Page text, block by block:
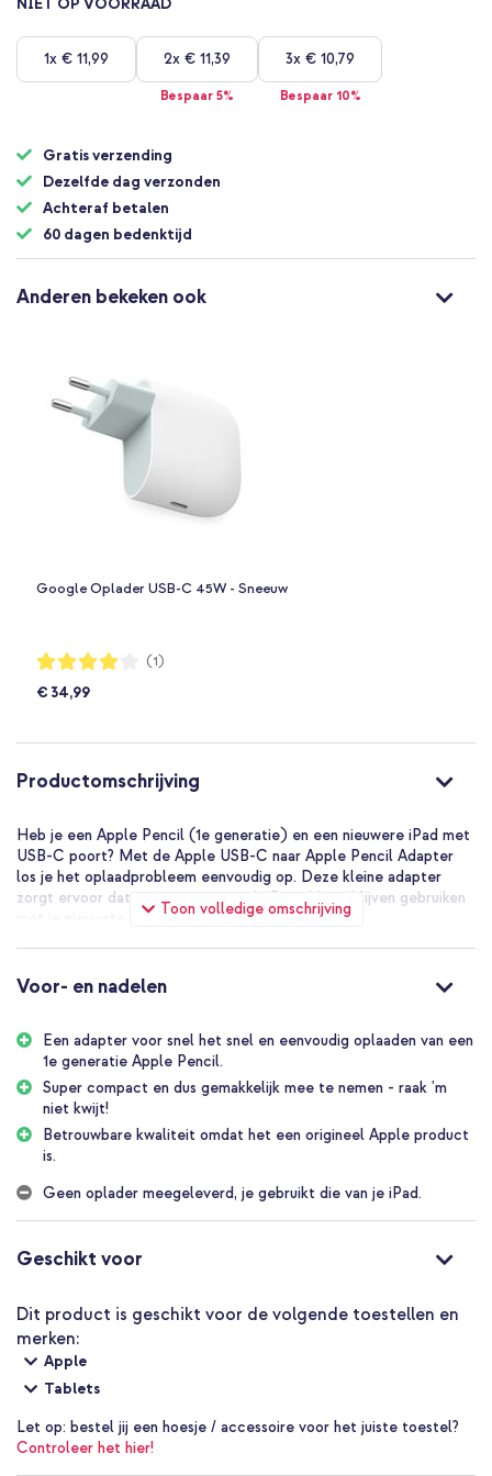
van
afbeeldingen-
1x € 11,99 2x € 11,39
Bespaar 5%
3x € 10,79
Bespaar 10%
Gratis verzending
Dezelfde dag verzonden
Achteraf betalen
60 dagen bedenktijd
Anderen bekeken ook
Google Oplader USB-C 45W - Sneeuw
Waardering:
80%
(1)
€ 34,99
Productomschrijving
Toon volledige omschrijving
Heb je een Apple Pencil (1e generatie) en een nieuwere iPad met
USB-C poort? Met de Apple USB-C naar Apple Pencil Adapter
los je het oplaadprobleem eenvoudig op. Deze kleine adapter
zorgt ervoor dat je jouw vertrouwde Pencil kunt blijven gebruiken
met je nieuwste iPad.
Deze adapter is onmisbaar als je je Apple Pencil (1e generatie)
USB-C oplaadkabel van je iPad aan de andere kant. Zo kun je
direct aan de slag en je Pencil opladen via de USB-C poort van je
iPad.
Eenvoudig
De adapter is compact en eenvoudig in gebruik. Steek de Apple
kant. Het koppelen en opladen start direct. Zo hoef je geen
optimaal met jouw toestel blijven werken. Dit in tegenstelling tot
reguliere adapters, die na verloop van tijd hun compatibiliteit met
je toestel kunnen verliezen.
Waarom de
Essentieel voor koppelen
Eenvoudig opladen
Voor- en nadelen
Een adapter voor snel het snel en eenvoudig oplaaden van een
1e generatie Apple Pencil.
Super compact en dus gemakkelijk mee te nemen - raak 'm
niet kwijt!
Betrouwbare kwaliteit omdat het een origineel Apple product
is.
Geen oplader meegeleverd, je gebruikt die van je iPad.
Geschikt voor
Dit product is geschikt voor de volgende toestellen en
merken:
Apple
Tablets
Let op: bestel jij een hoesje / accessoire voor het juiste toestel?
Controleer het hier!